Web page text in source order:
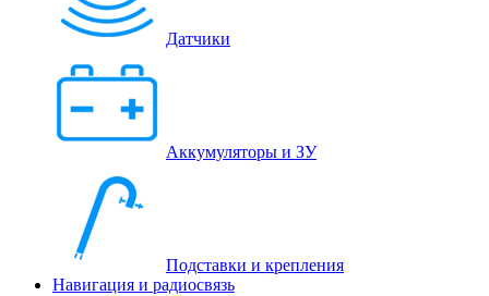
Датчики
Аккумуляторы и ЗУ
Подставки и крепления
Навигация и радиосвязь